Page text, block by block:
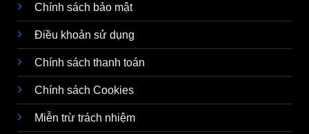
Chính sách bảo mật
Điều khoản sử dụng
Chính sách thanh toán
Chính sách Cookies
Miễn trừ trách nhiệm